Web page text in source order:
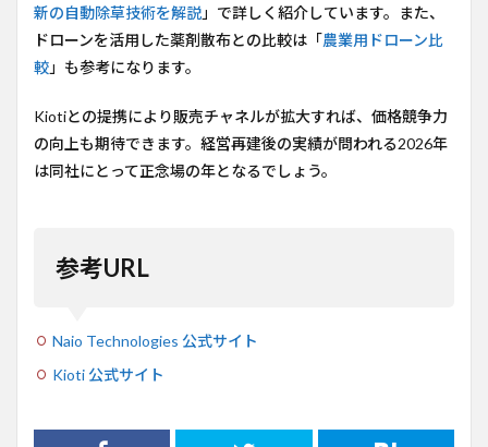
新の自動除草技術を解説」で詳しく紹介しています。また、
ドローンを活用した薬剤散布との比較は「農業用ドローン比
較」も参考になります。
Kiotiとの提携により販売チャネルが拡大すれば、価格競争力
の向上も期待できます。経営再建後の実績が問われる2026年
は同社にとって正念場の年となるでしょう。
参考URL
Naio Technologies 公式サイト
Kioti 公式サイト